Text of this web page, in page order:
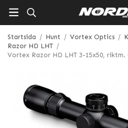
Startsida / Hunt / Vortex Optics /
Razor HD LHT /
Vortex Razor HD LHT 3-15x50, riktm.